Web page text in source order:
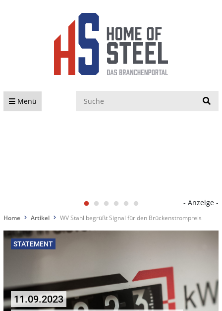
Menü
- Anzeige -
Home Artikel WV Stahl begrüßt Signal für den Brückenstrompreis
STATEMENT
11.09.2023